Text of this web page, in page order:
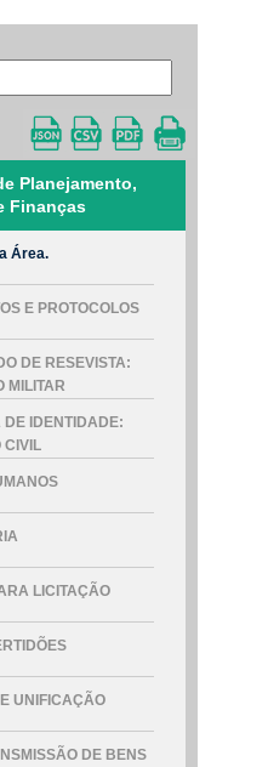
Planejamento,
Finanças
Área.
E PROTOCOLOS
DE RESEVISTA:
MILITAR
DE IDENTIDADE:
CIVIL
LICITAÇÃO
UNIFICAÇÃO
DE BENS